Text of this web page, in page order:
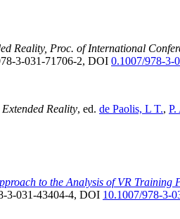
Reality, Proc. of International
3-031-71706-2, DOI 0.1007/978-3-
Extended Reality, ed. de Paolis, L T., P.
to the Analysis of VR Training
3-031-43404-4, DOI 10.1007/978-3-